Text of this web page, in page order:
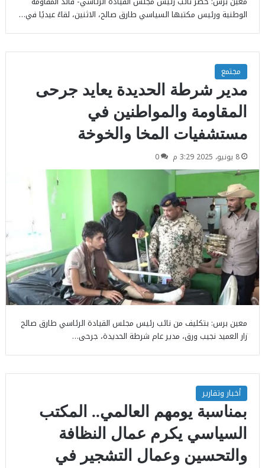
الوطنية ورئيس مكتبها السياسي طارق صالح، الاثنين، لقاءً عيديًا في…
مجتمع
مدير شرطة الحديدة يعايد جرحى
المقاومة والمواطنين في
مستشفيات المخا والخوخة
8 يونيو، 2025 3:29 م 0
معين برس: بتكليف من نائب رئيس مجلس القيادة الرئاسي طارق صالح
زار العميد نجيب ورق، مدير عام شرطة الحديدة، جرحى…
أخبار وتقارير
بمناسبة يومهم العالمي.. المكتب
السياسي يكرم عمال النظافة
والتحسين وعمال التشجير في